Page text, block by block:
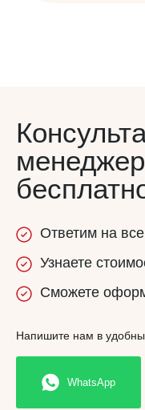
Ответим на все
Узнаете
Сможете
Напишите нам в
WhatsApp